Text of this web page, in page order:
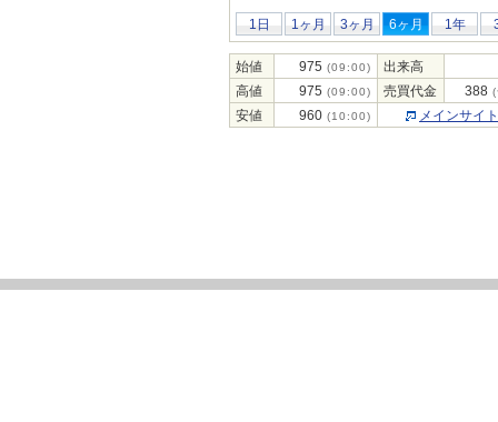
1日 1ヶ月 3ヶ月 6ヶ月 1年
始値 975 (09:00)
出来高
高値
975 (09:00) 売買代金 388
安値 960 (10:00) メインサイ